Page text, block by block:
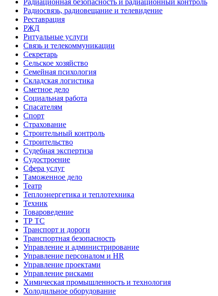
Радиационная безопасность и радиационный контроль
Радиосвязь, радиовещание и телевидение
Реставрация
РЖД
Ритуальные услуги
Связь и телекоммуникации
Секретарь
Сельское хозяйство
Семейная психология
Складская логистика
Сметное дело
Социальная работа
Спасателям
Спорт
Страхование
Строительный контроль
Строительство
Судебная экспертиза
Судостроение
Сфера услуг
Таможенное дело
Театр
Теплоэнергетика и теплотехника
Техник
Товароведение
ТР ТС
Транспорт и дороги
Транспортная безопасность
Управление и администрирование
Управление персоналом и HR
Управление проектами
Управление рисками
Химическая промышленность и технология
Холодильное оборудование